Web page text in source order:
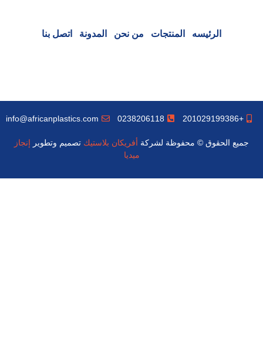
الرئيسه المنتجات من نحن المدونة اتصل بنا
جميع الحقوق © محفوظة لشركة أفريكان بلاستيك تصميم وتطوير إنجاز
ميديا
+201029199386
0238206118
info@africanplastics.com